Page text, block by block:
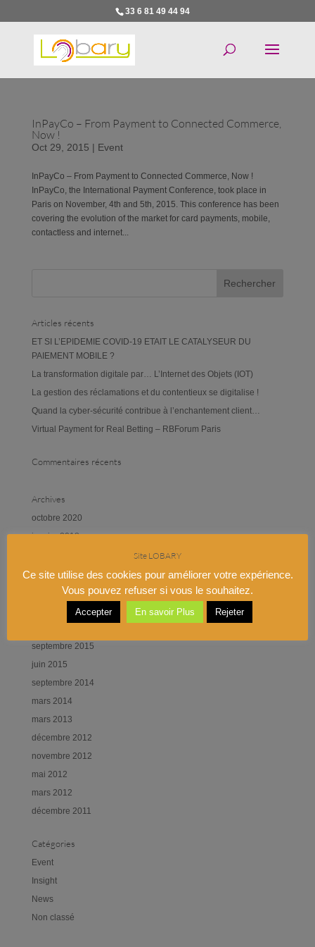
33 6 81 49 44 94
InPayCo – From Payment to Connected Commerce,
Now !
Oct 29, 2015 | Event
InPayCo – From Payment to Connected Commerce, Now !
InPayCo, the International Payment Conference, took place in
Paris on November, 4th and 5th, 2015. This conference has been
covering the evolution of the market for card payments, mobile,
contactless and internet...
Articles récents
ET SI L’EPIDEMIE COVID-19 ETAIT LE CATALYSEUR DU
PAIEMENT MOBILE ?
La transformation digitale par… L’Internet des Objets (IOT)
La gestion des réclamations et du contentieux se digitalise !
Quand la cyber-sécurité contribue à l’enchantement client…
Virtual Payment for Real Betting – RBForum Paris
Commentaires récents
Archives
octobre 2020
janvier 2018
novembre 2016
septembre 2016
septembre 2015
juin 2015
septembre 2014
mars 2014
mars 2013
décembre 2012
novembre 2012
mai 2012
mars 2012
décembre 2011
Catégories
Event
Insight
News
Non classé
Site LOBARY
Ce site utilise des cookies pour améliorer votre expérience.
Vous pouvez refuser si vous le souhaitez.
Accepter En savoir Plus Rejeter